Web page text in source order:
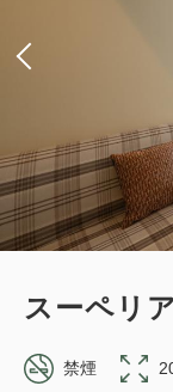
【事前決
プラン 《
ンセル規
素泊まり
in 15:00~
in 15:00~
スーペリ
禁煙